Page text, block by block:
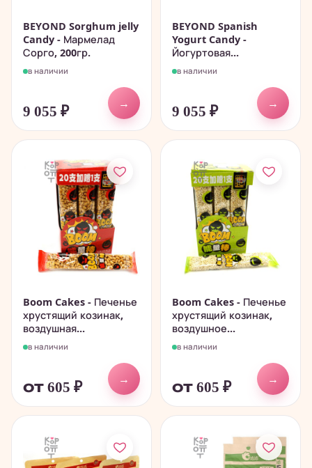
BEYOND Sorghum jelly
Candy - Мармелад
Сорго, 200гр.
в наличии
9 055 ₽
→
BEYOND Spanish
Yogurt Candy -
Йогуртовая...
в наличии
9 055 ₽
→
Boom Cakes - Печенье
хрустящий козинак,
воздушная...
в наличии
от 605 ₽
→
Boom Cakes - Печенье
хрустящий козинак,
воздушное...
в наличии
от 605 ₽
→